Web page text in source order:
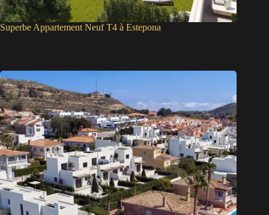
Superbe Appartement Neuf T4 à Estepona